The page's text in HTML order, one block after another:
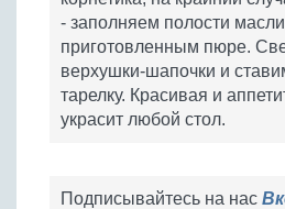
- заполняем полости
приготовленным пюре.
верхушки-шапочки и
тарелку. Красивая и
украсит любой стол.
Подписывайтесь на нас